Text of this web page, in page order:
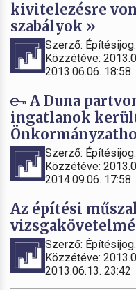
kivitelezésre
szabályok »
Szerző:
Közzétéve:
2013.06.06. 18:58
A Duna
ingatlanok
Szerző:
Közzétéve:
2014.09.06. 17:58
Az építési
Szerző:
Közzétéve:
2013.06.13. 23:42